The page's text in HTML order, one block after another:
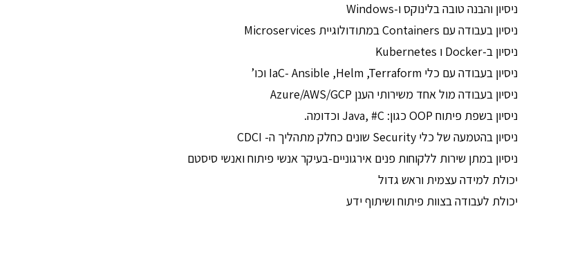
ניסיון והבנה טובה בלינוקס ו-Windows
ניסיון בעבודה עם Containers במתודולוגיית Microservices
ניסיון ב-Docker ו Kubernetes
ניסיון בעבודה עם כלי IaC- Ansible ,Helm ,Terraform וכו’
ניסיון בעבודה מול אחד משירותי הענן Azure/AWS/GCP
ניסיון בשפת פיתוח OOP כגון: Java, #C וכדומה.
ניסיון בהטמעה של כלי Security שונים כחלק מתהליך ה- CDCI
ניסיון במתן שירות ללקוחות פנים אירגוניים-בעיקר אנשי פיתוח ואנשי סיסטם
יכולת למידה עצמית וראש גדול
יכולת לעבודה בצוות פיתוח ושיתוף ידע